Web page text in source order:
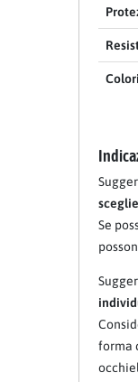
Item 1 of
Se
forma